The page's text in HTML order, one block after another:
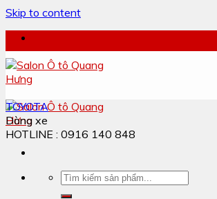
Skip to content
TOYOTA
Dòng xe
HOTLINE : 0916 140 848